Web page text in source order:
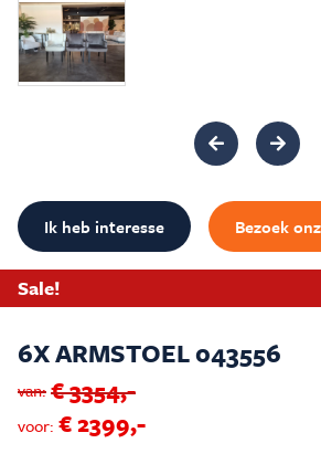
Inspiratie & Advies
Sale!
6X ARMSTOEL 043556
voor: € 2399,-
van:€ 3354,-
Ik heb interesse Bezoek